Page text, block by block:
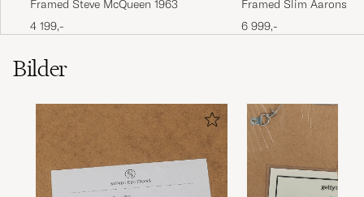
Framed Steve McQueen 1963
4 199,-
Framed Slim Aarons
Verbier
6 999,-
Bilder